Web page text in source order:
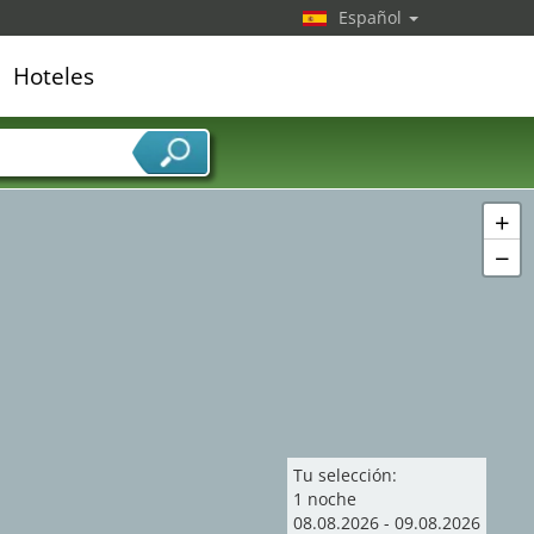
+
−
Tu selección:
1 noche
08.08.2026 - 09.08.2026
Español
Hoteles
de servicios